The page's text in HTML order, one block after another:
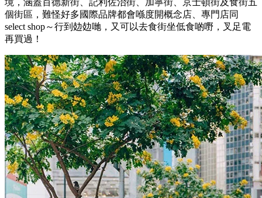
境，涵蓋百德新街、記利佐治街、加寧街、京士頓街及食街五
個街區，難怪好多國際品牌都會喺度開概念店、專門店同
select shop～行到攰攰哋，又可以去食街坐低食啲嘢，叉足電
再買過！